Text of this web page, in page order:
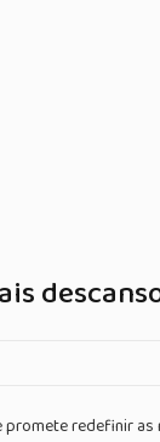
redefinir